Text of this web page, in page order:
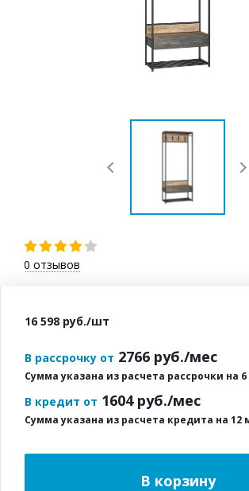
0 отзывов
16 598 руб./шт
В рассрочку от 2766 руб./мес
Сумма указана из расчета рассрочки на
В кредит от 1604 руб./мес
Сумма указана из расчета кредита на 12
В корзину